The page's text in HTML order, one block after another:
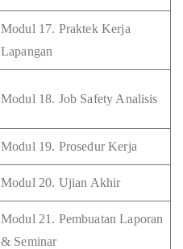
Modul 17. Praktek Kerja
Lapangan
Modul 18. Job Safety Analisis
Modul 19. Prosedur Kerja
Modul 20. Ujian Akhir
Modul 21. Pembuatan Laporan
& Seminar